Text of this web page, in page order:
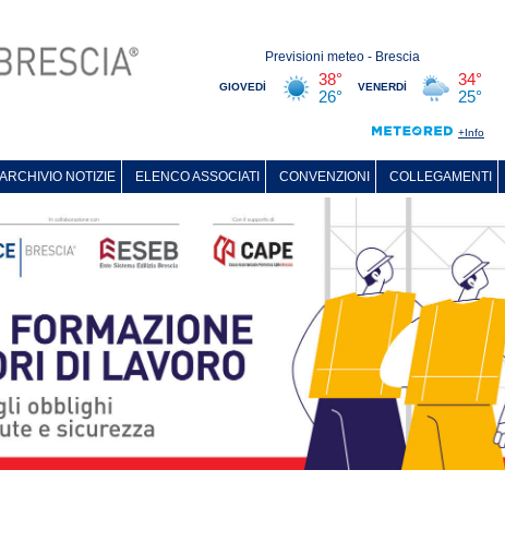
ARCHIVIO NOTIZIE ELENCO ASSOCIATI CONVENZIONI COLLEGAMENTI